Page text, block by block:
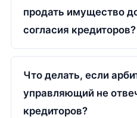
продать имущество
согласия кредиторов?
Что делать, если
управляющий не
кредиторов?